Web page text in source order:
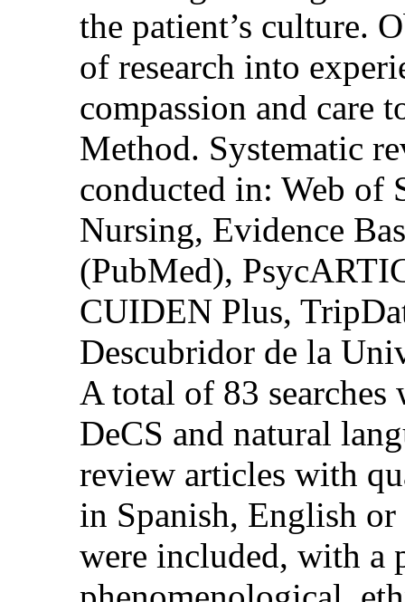
the patient’s culture.
of research into
compassion and care
Method. Systematic
conducted in: Web
Nursing, Evidence
(PubMed),
CUIDEN Plus,
Descubridor de la
A total of 83
DeCS and natural
review articles with
in Spanish, English or
were included, with a